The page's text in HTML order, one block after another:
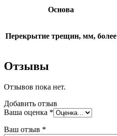
Основа
Перекрытие трещин, мм, более
Отзывы
Отзывов пока нет.
Добавить отзыв
Ваша оценка *
Ваш отзыв *